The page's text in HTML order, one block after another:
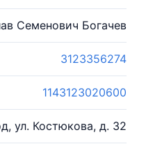
Семенович Богачев
3123356274
1143123020600
ул. Костюкова, д. 32